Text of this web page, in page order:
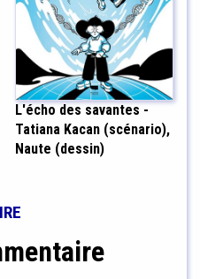
L'écho des savantes -
Tatiana Kacan (scénario),
Naute (dessin)